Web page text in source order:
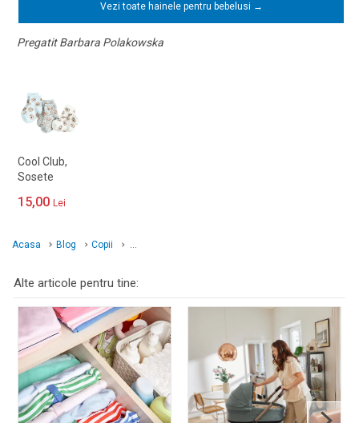
Vezi toate hainele pentru bebelusi →
Pregatit Barbara Polakowska
Cool Club,
Sosete
te pentru
set, 3 buc.
15,00 Lei
Acasa Blog Copii
Alte articole pentru tine: